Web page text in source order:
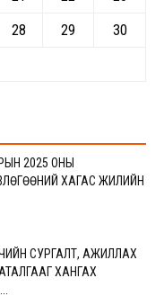
28 29
30
2025 ОНЫ
ХАГАС ЖИЛИЙН
СУРГАЛТ, АЖИЛЛАХ
ХАНГАХ